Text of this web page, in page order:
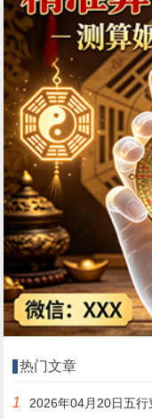
热门文章
1 2026年04月20日五行